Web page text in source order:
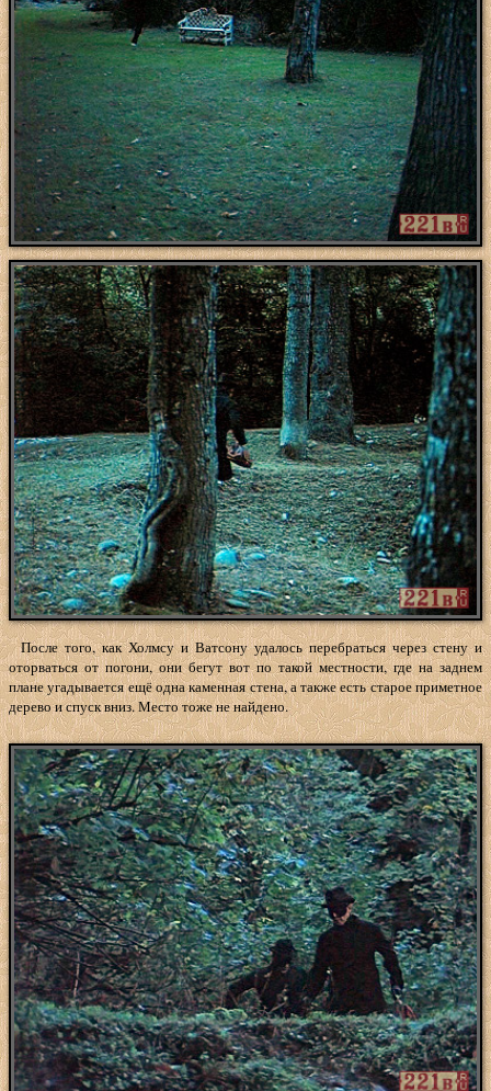
После того, как Холмсу и Ватсону удалось перебраться через стену и
оторваться от погони, они бегут вот по такой местности, где на заднем
плане угадывается ещё одна каменная стена, а также есть старое приметное
дерево и спуск вниз. Место тоже не найдено.